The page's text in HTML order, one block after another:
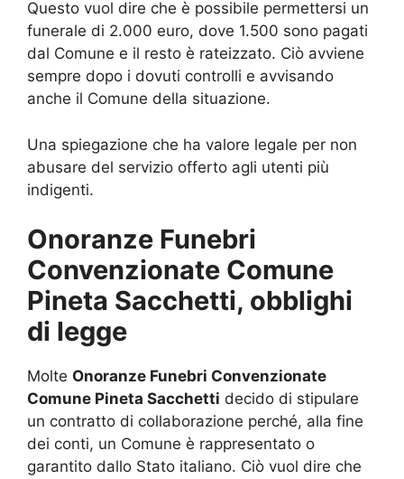
Questo vuol dire che è possibile permettersi un
funerale di 2.000 euro, dove 1.500 sono pagati
dal Comune e il resto è rateizzato. Ciò avviene
sempre dopo i dovuti controlli e avvisando
anche il Comune della situazione.
Una spiegazione che ha valore legale per non
abusare del servizio offerto agli utenti più
indigenti.
Onoranze Funebri
Convenzionate Comune
Pineta Sacchetti, obblighi
di legge
Molte Onoranze Funebri Convenzionate
Comune Pineta Sacchetti decido di stipulare
un contratto di collaborazione perché, alla fine
dei conti, un Comune è rappresentato o
garantito dallo Stato italiano. Ciò vuol dire che